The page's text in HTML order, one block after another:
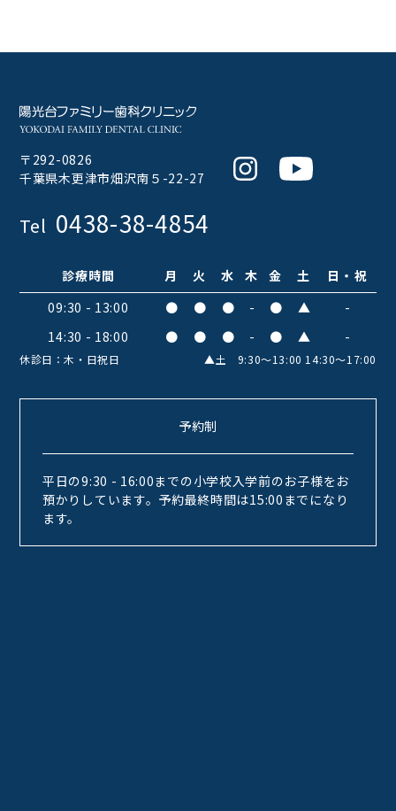
〒292-0826
千葉県木更津市畑沢南５-22-27
InstagramYoutube
Tel 0438-38-4854
診療時間 月 火 水 木 金 土
日・祝
09:30 - 13:00
● ● ● - ● ▲
-
14:30 - 18:00
● ● ● - ● ▲ -
休診日：木・日祝日 ▲土 9:30〜13:00 14:30〜17:00
予約制
平日の9:30 - 16:00までの小学校入学前のお子様をお
預かりしています。予約最終時間は15:00までになり
ます。